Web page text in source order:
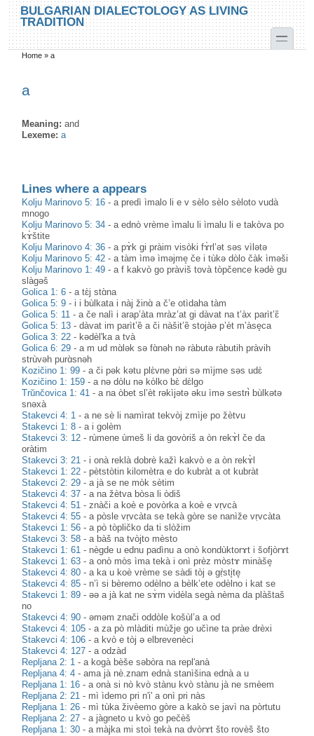
Skip to main content
Skip to search
BULGARIAN DIALECTOLOGY AS LIVING
TRADITION
toggle
You are here
Home »a
a
Meaning:and
Lexeme:а
Lines where a appears
Kolju Marinovo 5: 16 -a predì ìmalo li e v sèlo sèlo sèloto vudà
mnogo
Kolju Marinovo 5: 34 -a ednò vrème ìmalu li ìmalu li e takòva po
kɤ̀štite
Kolju Marinovo 4: 36 -a pɤ̀k gi pràim visòki fɤ̀rl’ət səs vìlətə
Kolju Marinovo 5: 42 -a tàm ìmə ìməjme̝ če i tùkə dòlo čàk ìməši
Kolju Marinovo 1: 49 -a f kakvò go pràviš tovà tòpčence kədè gu
slàgəš
Golica 1: 6 -a tɛ̀j stɑ̀na
Golica 5: 9 - i i bùlkata i nàj žinɑ̀ a č’e otìdaha tàm
Golica 5: 11 -a če nalì i arap’àta mràz’at gi dàvat na t’àx parìt’ɛ̏
Golica 5: 13 -dàvat im parìt’ȅ a či nàšit’ȅ stojàə p’èt m’àse̥ca
Golica 3: 22 - kədèl'ka a tvà
Golica 6: 29 -a m ud mɑ̀lək sə fɑ̀nəh nə ràbutə ràbutih pràvih
strùvəh purɑ̀snəh
Kozičino 1: 99 -a či pək kətu plɛ̀vne pɑ̀ri sə mìjme səs udɛ̀
Kozičino 1: 159 -a nə dòlu nə kòlko bɛ̀ dɛ̀lgo
Trŭnčovica 1: 41 -a na òbet sl’èt rəkìjətə əku ìmə sestrɨ̀ bùlkətə
snəxà
Stakevci 4: 1 -a ne sè li namìrat tekvòj zmìje po žètvu
Stakevci 1: 8 -a i golèm
Stakevci 3: 12 - rùmene ùmeš li da govòriš a òn rekɤ̀l če da
oràtim
Stakevci 3: 21 - i onà reklà dobrè kažì kakvò e a òn rekɤ̀l
Stakevci 1: 22 -pètstòtin kilomètra e do kubràt a ot kubràt
Stakevci 2: 29 -a jà se ne mòk sètim
Stakevci 4: 37 -a na žètva bòsa li òdiš
Stakevci 4: 51 -znàči a koè e povòrka a koè e vṛvcà
Stakevci 4: 55 -a pòsle vṛvcàta se tekà gòre se nanìže vṛvcàta
Stakevci 1: 56 -a pò tòpličko da ti slòžim
Stakevci 3: 58 -a bàš na tvòjto mèsto
Stakevci 1: 61 - nègde u ednu padìnu a onò kondùktorɤt i šofjòrɤt
Stakevci 1: 63 -a onò mòs ìma tekà i onì prèz mòstɤ minàše̥
Stakevci 4: 80 -a ka u koè vrème se sàdi tòj ə gṛ̀sti̥te̥
Stakevci 4: 85 - n’ì si bèremo odèlno a bèlk’ete odèlno i kat se
Stakevci 1: 89 -əə a jà kat ne sɤ̀m vidèla segà nèma da plàštaš
no
Stakevci 4: 90 -əməm znači oddòle košùl’a a od
Stakevci 4: 105 -a za pò mlàditi mùžje go učìne ta pràe drèxi
Stakevci 4: 106 -a kvò e tòj ə elbrevenèci
Stakevci 4: 127 -a odzàd
Repljana 2: 1 -a kogà bèše səbòra na repl'anà
Repljana 4: 4 -ama jà nè.znam ednà stanìšina ednà a u
Repljana 1: 16 -a onà si nò kvò stànu kvò stànu jà ne smèem
Repljana 2: 21 - mì ìdemo pri n'i' a onì pri nàs
Repljana 1: 26 - mì tùka živèemo gòre a kakò se javì na pòrtutu
Repljana 2: 27 -a jàgneto u kvò go pečèš
Repljana 1: 30 -a màjka mi stoì tekà na dvòrɤt što rovèš što